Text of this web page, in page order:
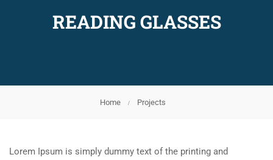
Home Projects
READING GLASSES
Lorem Ipsum is simply dummy text of the printing and